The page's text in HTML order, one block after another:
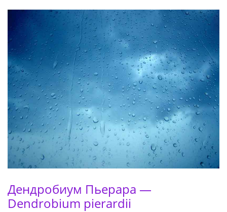
Дендробиум Пьерара —
Dendrobium pierardii